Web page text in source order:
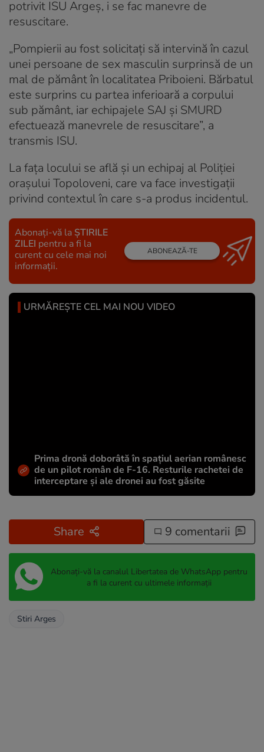
potrivit ISU Argeş, i se fac manevre de
resuscitare.
„Pompierii au fost solicitați să intervină în cazul
unei persoane de sex masculin surprinsă de un
mal de pământ în localitatea Priboieni. Bărbatul
este surprins cu partea inferioară a corpului
sub pământ, iar echipajele SAJ și SMURD
efectuează manevrele de resuscitare”, a
transmis ISU.
La faţa locului se află şi un echipaj al Poliţiei
oraşului Topoloveni, care va face investigaţii
privind contextul în care s-a produs incidentul.
Abonați-vă la ȘTIRILE
ZILEI pentru a fi la
curent cu cele mai noi
informații.
ABONEAZĂ-TE
URMĂREȘTE CEL MAI NOU VIDEO
Prima dronă doborâtă în spațiul aerian românesc
de un pilot român de F-16. Resturile rachetei de
interceptare și ale dronei au fost găsite
Share 9 comentarii
Abonați-vă la canalul Libertatea de WhatsApp pentru
a fi la curent cu ultimele informații
Stiri Arges